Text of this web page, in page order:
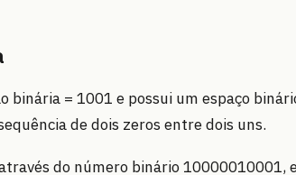
binária = 1001 e possui um espaço
de dois zeros entre dois uns.
do número binário 10000010001,